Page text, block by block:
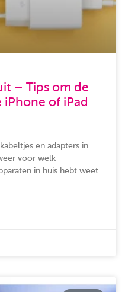
– Tips om de
of iPad
en adapters in
voor welk
in huis hebt weet